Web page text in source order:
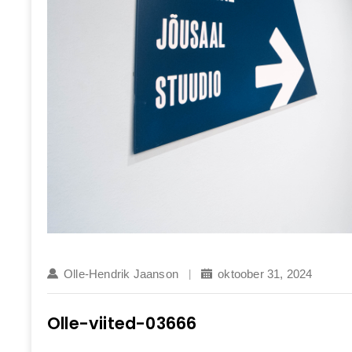
Olle-Hendrik Jaanson oktoober 31, 2024
Olle-viited-03666